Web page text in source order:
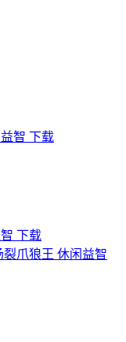
智 下载
下载
爪狼王 休闲益智